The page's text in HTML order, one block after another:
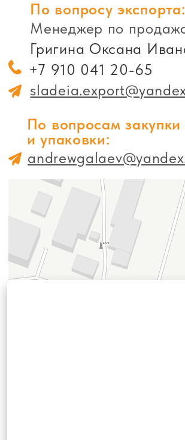
Пользовательское соглашение
Политика в отношении обработки и
защиты персональных данных
© 2026 «СЛАДЕЯ»